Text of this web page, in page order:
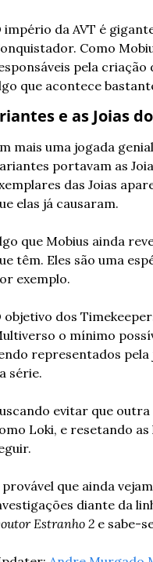
império da AVT é
Como
pela criação
que acontece
e as Joias
mais uma jogada
portavam as
das Joias
elas já causaram.
que Mobius ainda
têm. Eles são uma
exemplo.
objetivo dos
o mínimo
representados
série.
evitar que
Loki, e resetando
provável que ainda
diante da
Estranho 2 e sabe-